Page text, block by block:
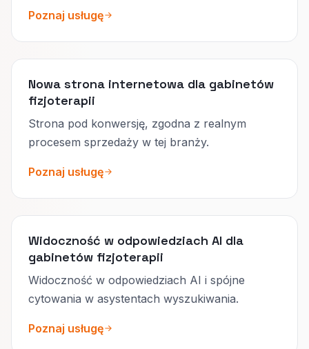
Poznaj usługę
Nowa strona internetowa dla gabinetów
fizjoterapii
Strona pod konwersję, zgodna z realnym
procesem sprzedaży w tej branży.
Poznaj usługę
Widoczność w odpowiedziach AI dla
gabinetów fizjoterapii
Widoczność w odpowiedziach AI i spójne
cytowania w asystentach wyszukiwania.
Poznaj usługę